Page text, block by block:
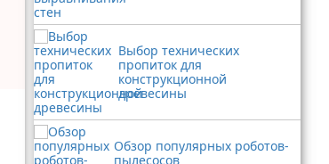
Выбор технических
пропиток для
конструкционной
древесины
Обзор популярных роботов-
пылесосов